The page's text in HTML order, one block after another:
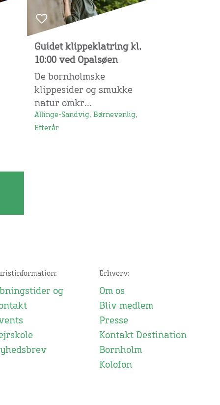
Guidet klippeklatring kl.
10:00 ved Opalsøen
De bornholmske
klippesider og smukke
natur omkr...
Allinge-Sandvig, Børnevenlig,
Efterår
og
Erhverv:
Om os
Bliv medlem
Presse
Kontakt Destination
Bornholm
Kolofon